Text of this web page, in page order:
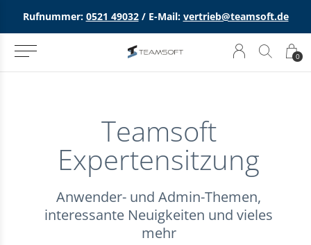
0
Rufnummer: 0521 49032/ E-Mail: vertrieb@teamsoft.de
Teamsoft
Expertensitzung
Anwender- und Admin-Themen,
interessante Neuigkeiten und vieles
mehr